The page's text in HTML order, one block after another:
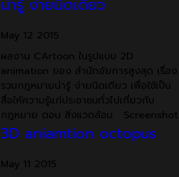
น่ารู้ ง่ายนิดเดียว
May 12 2015
ผลงาน CArtoon ในรูปแบบ 2D
animation ของ สำนักอัยการสูงสุด เรื่อง
รวมกฎหมายน่ารู้ ง่ายนิดเดียว เพื่อใช้เป็น
สื่อให้ความรู้แก่ประชาชนทั่วไปเกี่ยวกับ
กฎหมาย ตอน สิ่งแวดล้อม Screenshot
3D aniamtion octopus
May 11 2015